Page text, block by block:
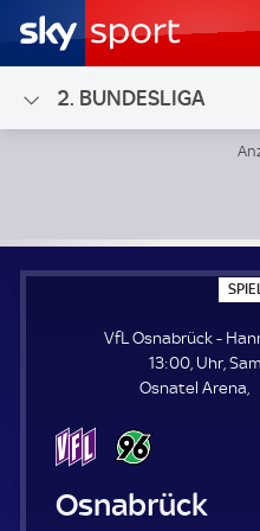
2. BUNDESLIGA
VfL Osnabrück -
13:00, Uhr,
Osnatel Arena
VfL Osnabrück